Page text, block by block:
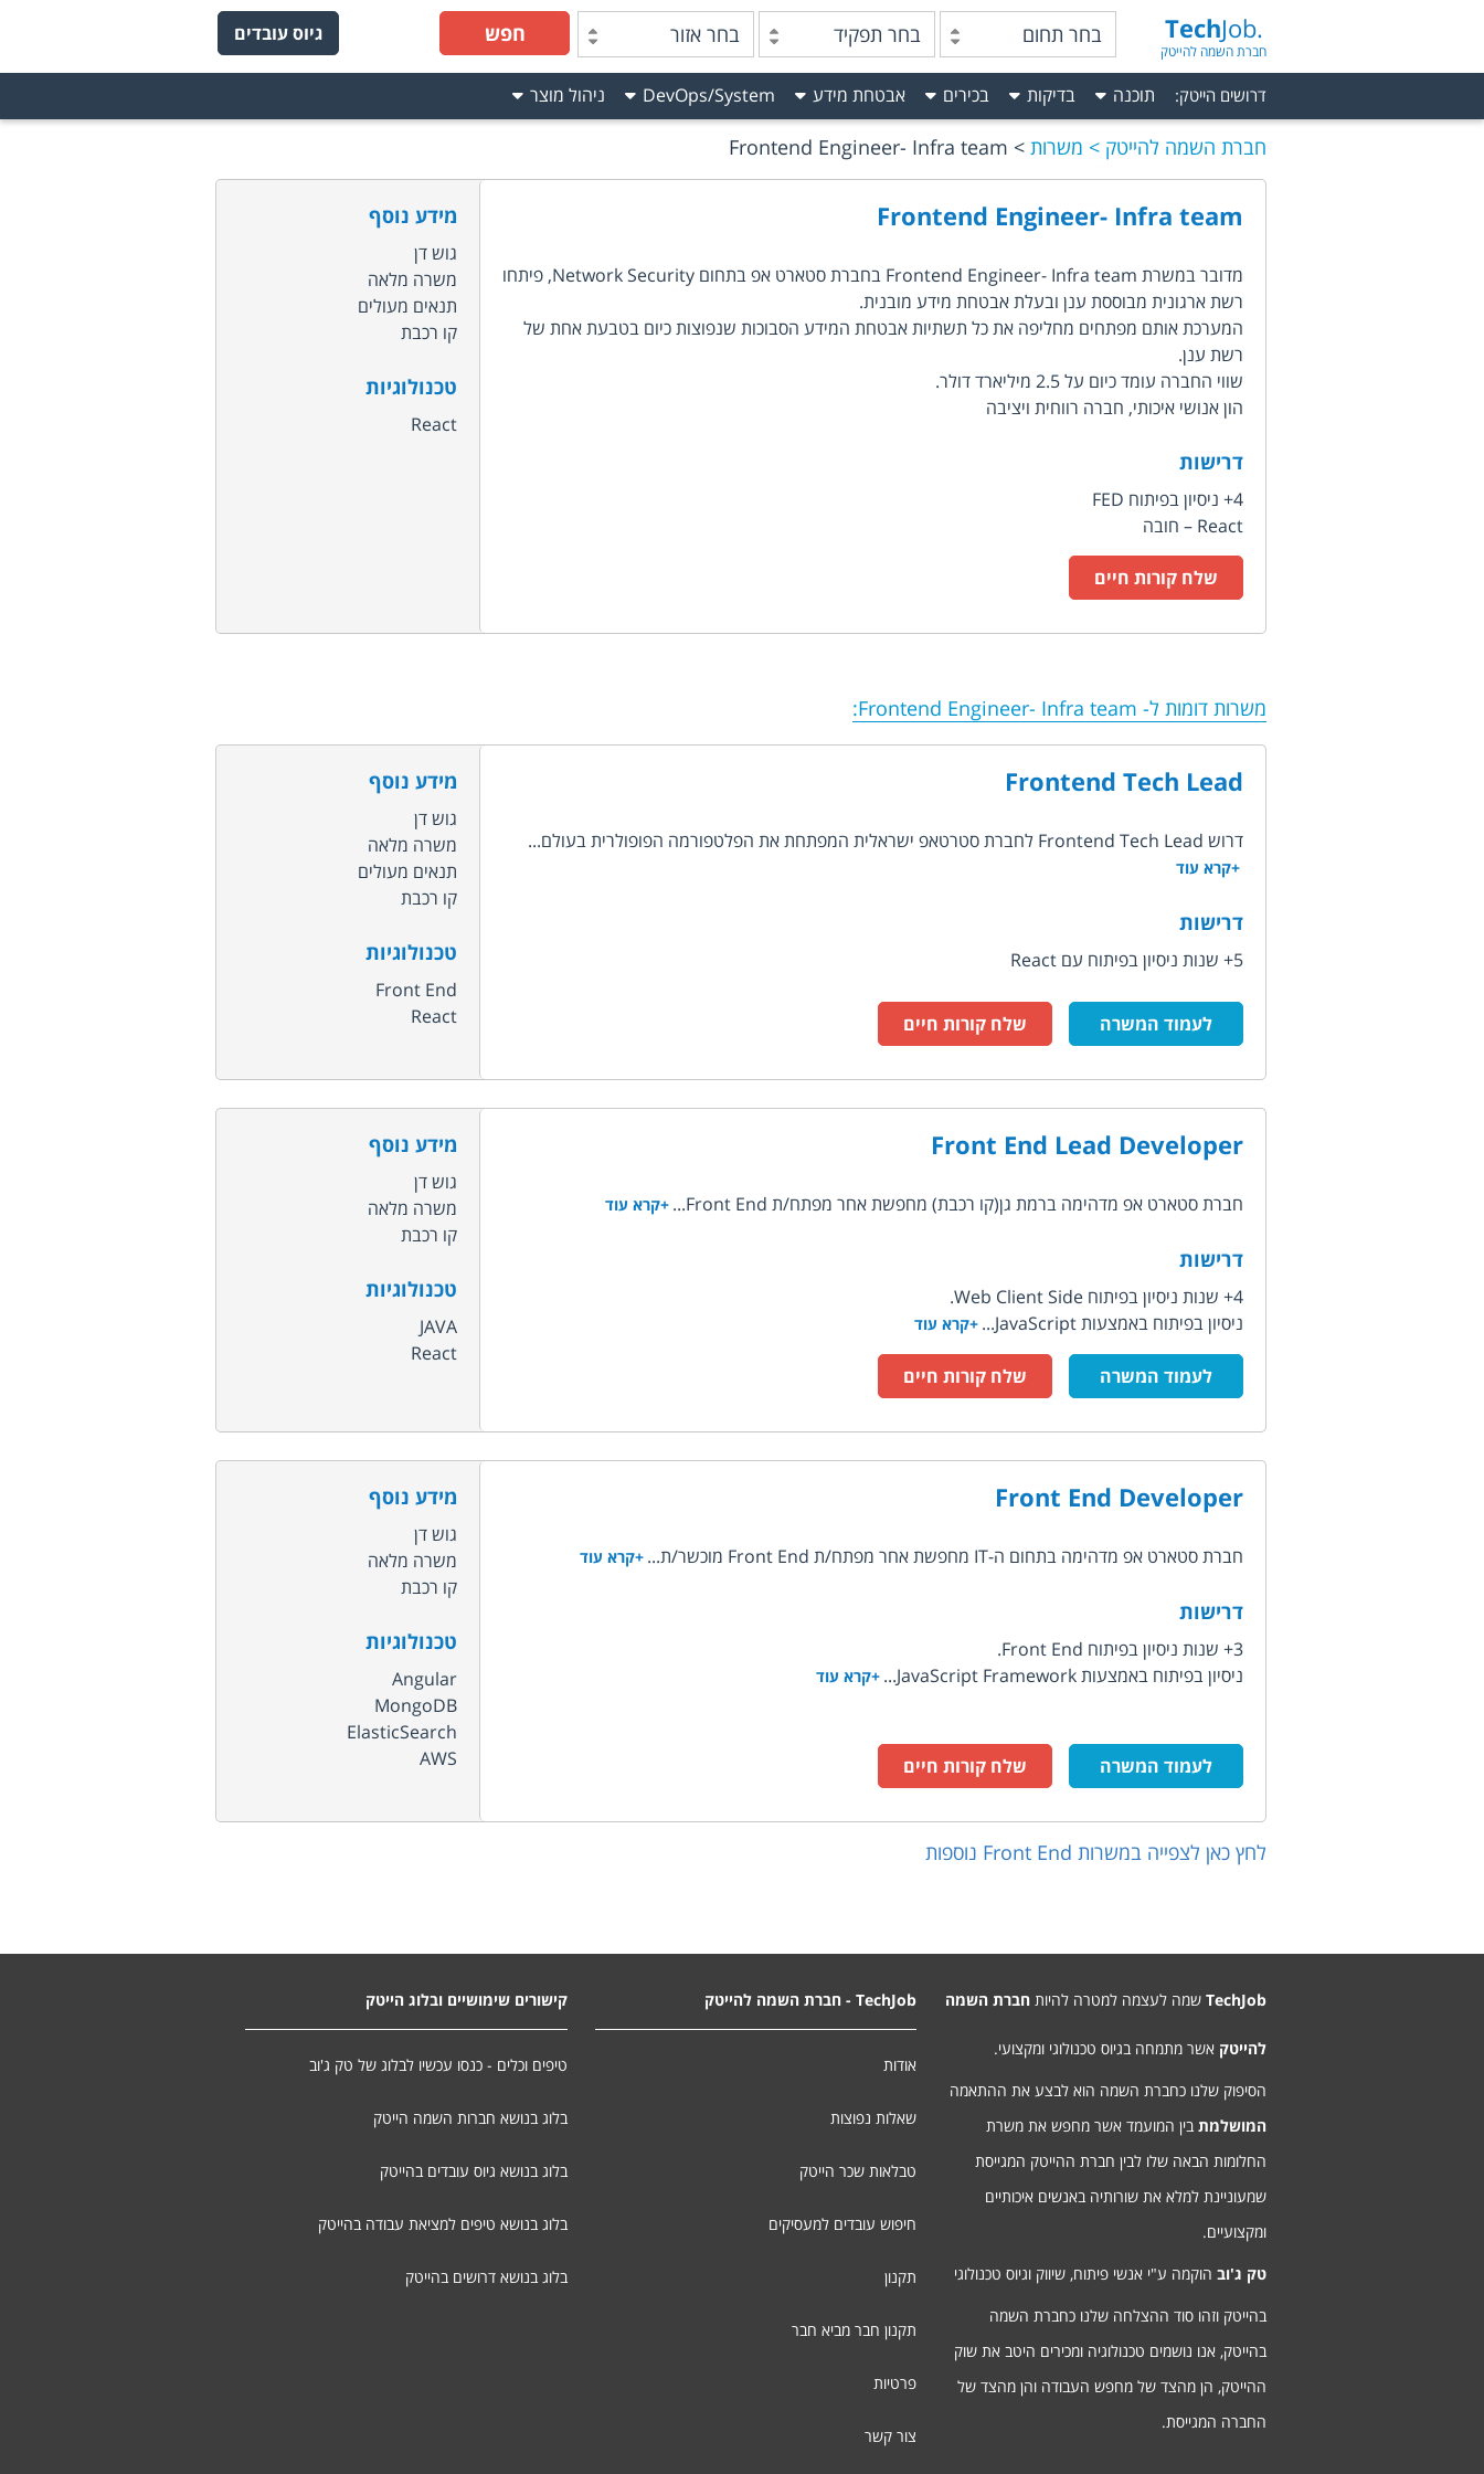
TechJob.
חברת השמה להייטק
בחר תחום בחר תפקיד בחר אזור חפש גיוס עובדים
דרושים הייטק: תוכנה בדיקות בכירים אבטחת מידע DevOps/System ניהול מוצר
חברת השמה להייטק משרות Frontend Engineer- Infra team
Frontend Engineer- Infra team
מדובר במשרת Frontend Engineer- Infra team בחברת סטארט אפ בתחום Network Security, פיתחו
רשת ארגונית מבוססת ענן ובעלת אבטחת מידע מובנית.
המערכת אותם מפתחים מחליפה את כל תשתיות אבטחת המידע הסבוכות שנפוצות כיום בטבעת אחת של
רשת ענן.
שווי החברה עומד כיום על 2.5 מיליארד דולר.
הון אנושי איכותי, חברה רווחית ויציבה
דרישות
4+ ניסיון בפיתוח FED
React – חובה
מידע נוסף
גוש דן
משרה מלאה
תנאים מעולים
קו רכבת
טכנולוגיות
React
שלח קורות חיים
משרות דומות ל- Frontend Engineer- Infra team
:
Frontend Tech Lead
דרוש Frontend Tech Lead לחברת סטרטאפ ישראלית המפתחת את הפלטפורמה הפופולרית בעולם...
+קרא עוד
דרישות
5+ שנות ניסיון בפיתוח עם React
מידע נוסף
גוש דן
משרה מלאה
תנאים מעולים
קו רכבת
טכנולוגיות
Front End
React
לעמוד המשרה שלח קורות חיים
Front End Lead Developer
חברת סטארט אפ מדהימה ברמת גן(קו רכבת) מחפשת אחר מפתח/ת Front End... +קרא עוד
דרישות
4+ שנות ניסיון בפיתוח Web Client Side.
ניסיון בפיתוח באמצעות JavaScript...
+קרא עוד
מידע נוסף
גוש דן
משרה מלאה
קו רכבת
טכנולוגיות
JAVA
React
לעמוד המשרה
שלח קורות חיים
Front End Developer
חברת סטארט אפ מדהימה בתחום ה-IT מחפשת אחר מפתח/ת Front End מוכשר/ת... +קרא עוד
דרישות
3+ שנות ניסיון בפיתוח Front End.
ניסיון בפיתוח באמצעות JavaScript Framework...
+קרא עוד
מידע נוסף
גוש דן
משרה מלאה
קו רכבת
טכנולוגיות
Angular
MongoDB
ElasticSearch
AWS
לעמוד המשרה שלח קורות חיים
לחץ כאן לצפייה במשרות Front End נוספות
TechJob שמה לעצמה למטרה להיות חברת השמה
להייטק אשר מתמחה בגיוס טכנולוגי ומקצועי.
הסיפוק שלנו כחברת השמה הוא לבצע את ההתאמה
המושלמת בין המועמד אשר מחפש את משרת
החלומות הבאה שלו לבין חברת ההייטק המגייסת
שמעוניינת למלא את שורותיה באנשים איכותיים
ומקצועיים.
טק ג'וב הוקמה ע"י אנשי פיתוח, שיווק וגיוס טכנולוגי
בהייטק וזהו סוד ההצלחה שלנו כחברת השמה
בהייטק, אנו נושמים טכנולוגיה ומכירים היטב את שוק
ההייטק, הן מהצד של מחפש העבודה והן מהצד של
החברה המגייסת.
TechJob - חברת השמה להייטק
אודות
שאלות נפוצות
טבלאות שכר הייטק
חיפוש עובדים למעסיקים
תקנון
תקנון חבר מביא חבר
פרטיות
צור קשר
קישורים שימושיים ובלוג הייטק
טיפים וכלים - כנסו עכשיו לבלוג של טק ג'וב
בלוג בנושא חברות השמה הייטק
בלוג בנושא גיוס עובדים בהייטק
בלוג בנושא טיפים למציאת עבודה בהייטק
בלוג בנושא דרושים בהייטק